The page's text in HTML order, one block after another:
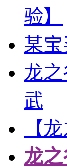
验】
某
龙
武
【
龙